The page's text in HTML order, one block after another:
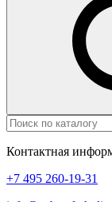
Контактная
+7 495 260-19-31